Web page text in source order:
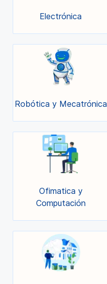
Electrónica
Robótica y Mecatrónica
Ofimatica y
Computación